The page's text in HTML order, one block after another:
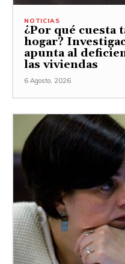
NOTICIAS
¿Por qué cuesta
hogar?
apunta al
las viviendas
6 Agosto, 2026